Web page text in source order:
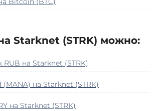
Starknet (STRK) можно:
RUB на Starknet (STRK)
на Starknet (STRK)
на Starknet (STRK)